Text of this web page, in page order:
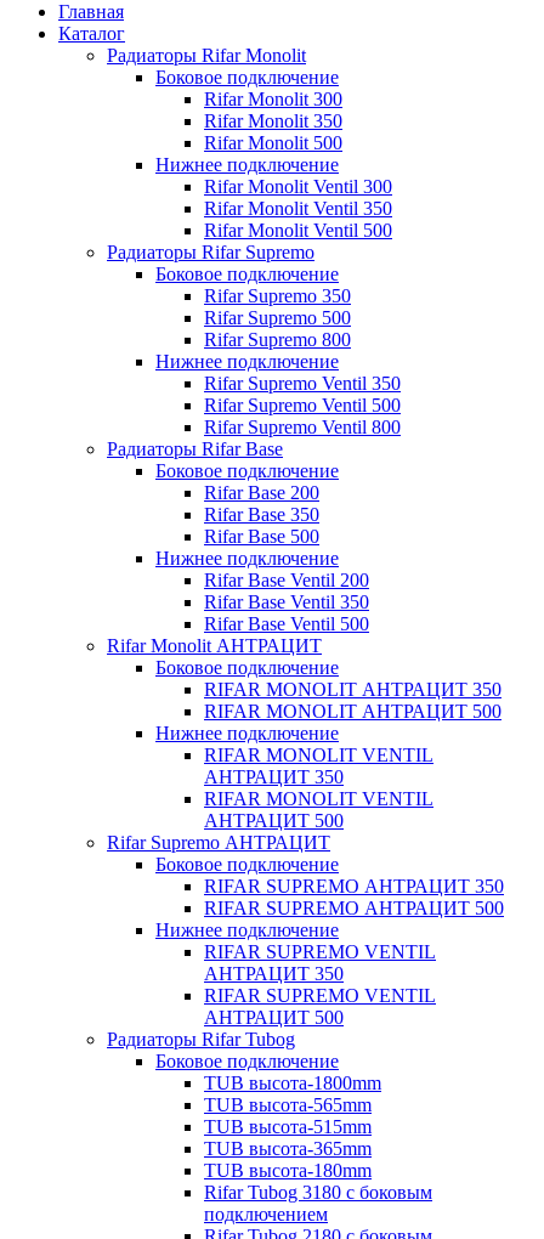
Главная
Каталог
Радиаторы Rifar Monolit
Боковое подключение
Rifar Monolit 300
Rifar Monolit 350
Rifar Monolit 500
Нижнее подключение
Rifar Monolit Ventil 300
Rifar Monolit Ventil 350
Rifar Monolit Ventil 500
Радиаторы Rifar Supremo
Боковое подключение
Rifar Supremo 350
Rifar Supremo 500
Rifar Supremo 800
Нижнее подключение
Rifar Supremo Ventil 350
Rifar Supremo Ventil 500
Rifar Supremo Ventil 800
Радиаторы Rifar Base
Боковое подключение
Rifar Base 200
Rifar Base 350
Rifar Base 500
Нижнее подключение
Rifar Base Ventil 200
Rifar Base Ventil 350
Rifar Base Ventil 500
Rifar Monolit АНТРАЦИТ
Боковое подключение
RIFAR MONOLIT АНТРАЦИТ 350
RIFAR MONOLIT АНТРАЦИТ 500
Нижнее подключение
RIFAR MONOLIT VENTIL
АНТРАЦИТ 350
RIFAR MONOLIT VENTIL
АНТРАЦИТ 500
Rifar Supremo АНТРАЦИТ
Боковое подключение
RIFAR SUPREMO АНТРАЦИТ 350
RIFAR SUPREMO АНТРАЦИТ 500
Нижнее подключение
RIFAR SUPREMO VENTIL
АНТРАЦИТ 350
RIFAR SUPREMO VENTIL
АНТРАЦИТ 500
Радиаторы Rifar Tubog
Боковое подключение
TUB высота-1800mm
TUB высота-565mm
TUB высота-515mm
TUB высота-365mm
TUB высота-180mm
Rifar Tubog 3180 с боковым
подключением